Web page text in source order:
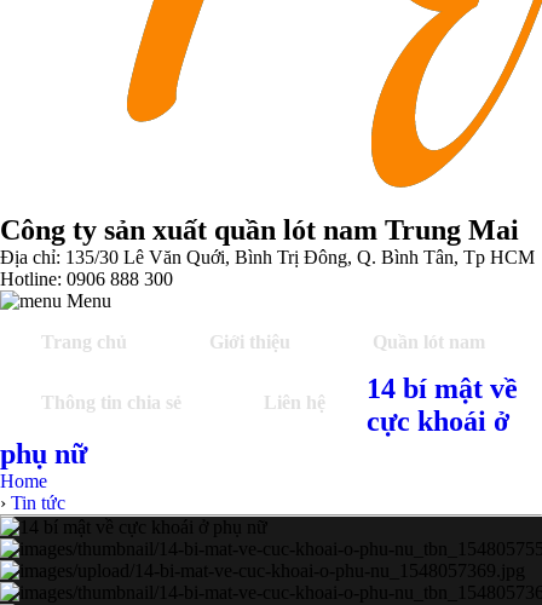
Công ty sản xuất quần lót nam Trung Mai
Địa chỉ: 135/30 Lê Văn Quới, Bình Trị Đông, Q. Bình Tân, Tp HCM
Hotline: 0906 888 300
Menu
Trang chủ
Giới thiệu Quần lót nam
Thông tin chia sẻ Liên hệ
14 bí mật về
cực khoái ở
phụ nữ
Home
› Tin tức